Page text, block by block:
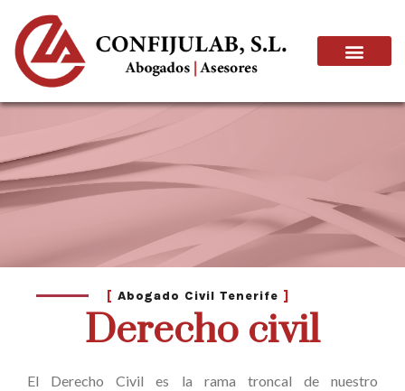
[ Abogado Civil Tenerife ]
Derecho civil
El Derecho Civil es la rama troncal de nuestro